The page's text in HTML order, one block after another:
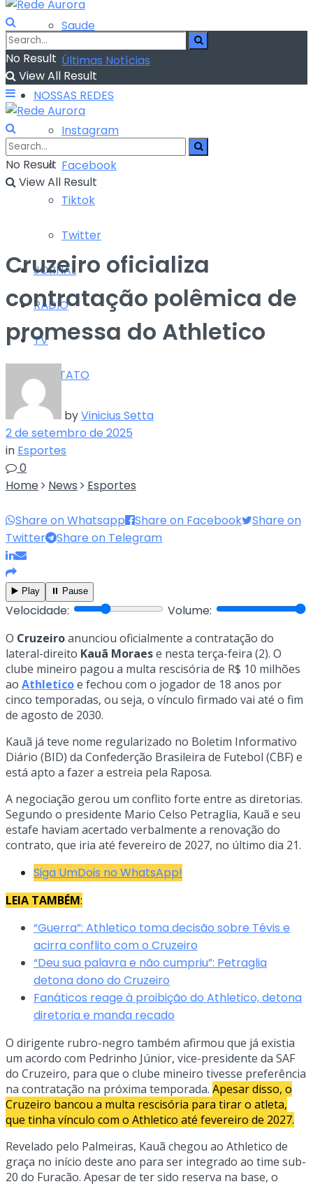
Saude
Últimas Notícias
NOSSAS REDES
Instagram
Facebook
Tiktok
Twitter
JORNAL
RÁDIO
TV
CONTATO
No Result
View All Result
No Result
View All Result
Cruzeiro oficializa
contratação polêmica de
promessa do Athletico
byVinicius Setta
2 de setembro de 2025
in Esportes
0
Home
News Esportes
Share on Whatsapp Share on Facebook
Share on
Twitter
Share on Telegram
▶️ Play ⏸️ Pause
Velocidade: Volume:
O Cruzeiroanunciou oficialmente a contratação do
lateral-direito Kauã Moraese nesta terça-feira (2). O
clube mineiro pagou a multa rescisória de R$ 10 milhões
ao Athleticoe fechou com o jogador de 18 anos por
cinco temporadas, ou seja, o vínculo firmado vai até o fim
de agosto de 2030.
Kauã já teve nome regularizado no Boletim Informativo
Diário (BID) da Confederção Brasileira de Futebol (CBF) e
está apto a fazer a estreia pela Raposa.
A negociação gerou um conflito forte entre as diretorias.
Segundo o presidente Mario Celso Petraglia, Kauã e seu
estafe haviam acertado verbalmente a renovação do
contrato, que iria até fevereiro de 2027, no último dia 21.
Siga UmDois no WhatsApp!
LEIA TAMBÉM:
“Guerra”: Athletico toma decisão sobre Tévis e
acirra conflito com o Cruzeiro
“Deu sua palavra e não cumpriu”: Petraglia
detona dono do Cruzeiro
Fanáticos reage à proibição do Athletico, detona
diretoria e manda recado
O dirigente rubro-negro também afirmou que já existia
um acordo com Pedrinho Júnior, vice-presidente da SAF
do Cruzeiro, para que o clube mineiro tivesse preferência
na contratação na próxima temporada. Apesar disso, o
Cruzeiro bancou a multa rescisória para tirar o atleta,
que tinha vínculo com o Athletico até fevereiro de 2027.
Revelado pelo Palmeiras, Kauã chegou ao Athletico de
graça no início deste ano para ser integrado ao time sub-
20 do Furacão. Apesar de ter sido reserva na base, o